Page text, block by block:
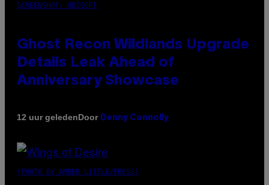
SCREENSHOT: UBISOFT
Ghost Recon Wildlands Upgrade
Details Leak Ahead of
Anniversary Showcase
12 uur geledenDoor Denny Connolly
(PHOTO BY AMBER LITTLE/PRESS)